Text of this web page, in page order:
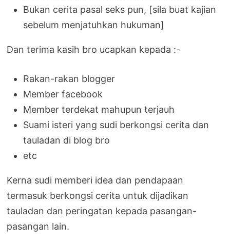
Bukan cerita pasal seks pun, [sila buat kajian
sebelum menjatuhkan hukuman]
Dan terima kasih bro ucapkan kepada :-
Rakan-rakan blogger
Member facebook
Member terdekat mahupun terjauh
Suami isteri yang sudi berkongsi cerita dan
tauladan di blog bro
etc
Kerna sudi memberi idea dan pendapaan
termasuk berkongsi cerita untuk dijadikan
tauladan dan peringatan kepada pasangan-
pasangan lain.